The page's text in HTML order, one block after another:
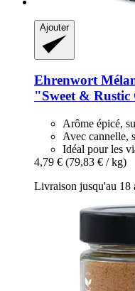
Ajouter
Ehrenwort
"Sweet &
Arôme épicé,
Avec cannelle,
Idéal pour les
4,79 € (79,83 € / kg)
Livraison jusqu'au 18